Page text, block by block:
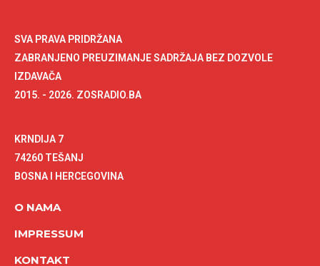
SVA PRAVA PRIDRŽANA
ZABRANJENO PREUZIMANJE SADRŽAJA BEZ DOZVOLE
IZDAVAČA
2015. - 2026. ZOSRADIO.BA
KRNDIJA 7
74260 TEŠANJ
BOSNA I HERCEGOVINA
O NAMA
IMPRESSUM
KONTAKT